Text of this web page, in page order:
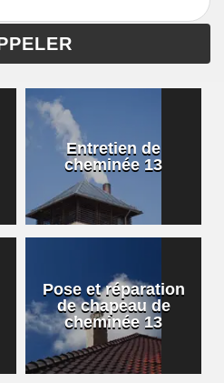
Entretien de
cheminée 13
Pose et réparation
de chapeau de
cheminée 13